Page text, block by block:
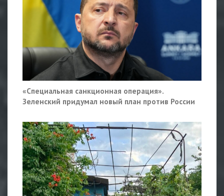
«Специальная санкционная операция».
Зеленский придумал новый план против России